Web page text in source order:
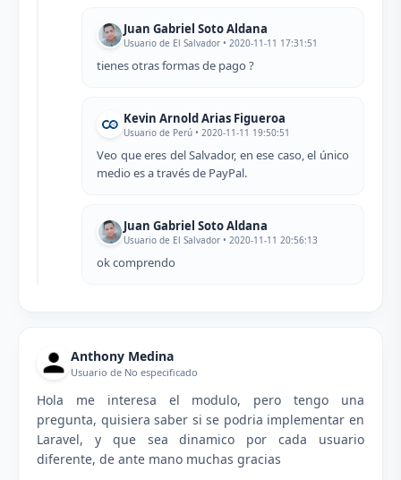
Juan Gabriel Soto Aldana
Usuario de El Salvador • 2020-11-11 17:31:51
tienes otras formas de pago ?
Kevin Arnold Arias Figueroa
Usuario de Perú • 2020-11-11 19:50:51
Veo que eres del Salvador, en ese caso, el único
medio es a través de PayPal.
Juan Gabriel Soto Aldana
Usuario de El Salvador • 2020-11-11 20:56:13
ok comprendo
Anthony Medina
Usuario de No especificado
Hola me interesa el modulo, pero tengo una
pregunta, quisiera saber si se podria implementar en
Laravel, y que sea dinamico por cada usuario
diferente, de ante mano muchas gracias